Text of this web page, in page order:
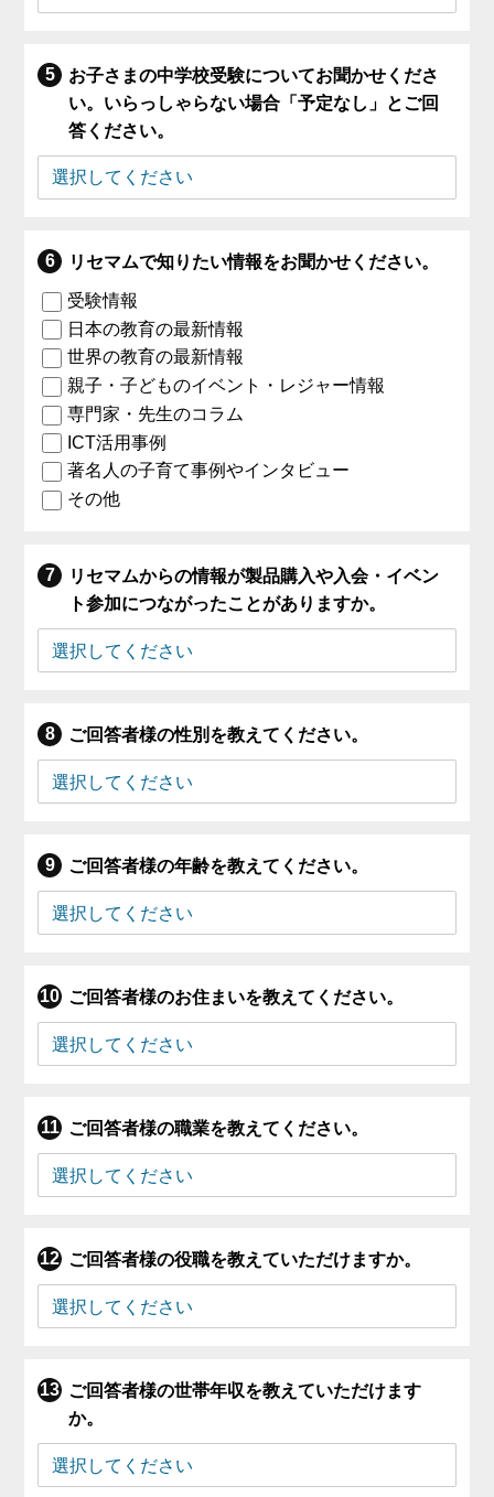
お子さまの中学校受験についてお聞かせくださ
い。いらっしゃらない場合「予定なし」とご回
答ください。
リセマムで知りたい情報をお聞かせください。
受験情報
日本の教育の最新情報
世界の教育の最新情報
親子・子どものイベント・レジャー情報
専門家・先生のコラム
ICT活用事例
著名人の子育て事例やインタビュー
その他
リセマムからの情報が製品購入や入会・イベン
ト参加につながったことがありますか。
ご回答者様の性別を教えてください。
ご回答者様の年齢を教えてください。
ご回答者様のお住まいを教えてください。
ご回答者様の職業を教えてください。
ご回答者様の役職を教えていただけますか。
ご回答者様の世帯年収を教えていただけます
か。